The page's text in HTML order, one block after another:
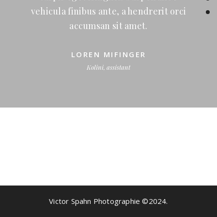
vehicula finibus ante, a hendrerit orci
accumsan sit amet.
LOREN MIFINGER
Kolini, assistant
Ut hendrerit egestas mi, sed vulputate
Victor Spahn Photographie ©2024.